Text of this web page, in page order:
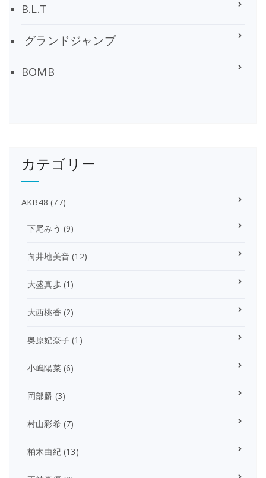
B.L.T
グランドジャンプ
BOMB
カテゴリー
AKB48 (77)
下尾みう (9)
向井地美音 (12)
大盛真歩(1)
大西桃香 (2)
奥原妃奈子 (1)
小嶋陽菜(6)
岡部麟 (3)
村山彩希(7)
柏木由紀(13)